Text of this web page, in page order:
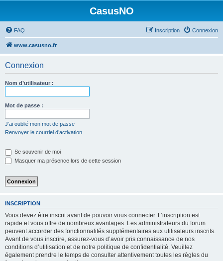
CasusNO
FAQ Connexion
Inscription
www.casusno.fr
Connexion
Nom d’utilisateur :
Mot de passe :
J’ai oublié mon mot de passe
Renvoyer le courriel d’activation
Se souvenir de moi
Masquer ma présence lors de cette session
INSCRIPTION
Vous devez être inscrit avant de pouvoir vous connecter. L’inscription est
rapide et vous offre de nombreux avantages. Les administrateurs du forum
peuvent accorder des fonctionnalités supplémentaires aux utilisateurs inscrits.
Avant de vous inscrire, assurez-vous d’avoir pris connaissance de nos
conditions d’utilisation et de notre politique de confidentialité. Veuillez
également prendre le temps de consulter attentivement toutes les règles du